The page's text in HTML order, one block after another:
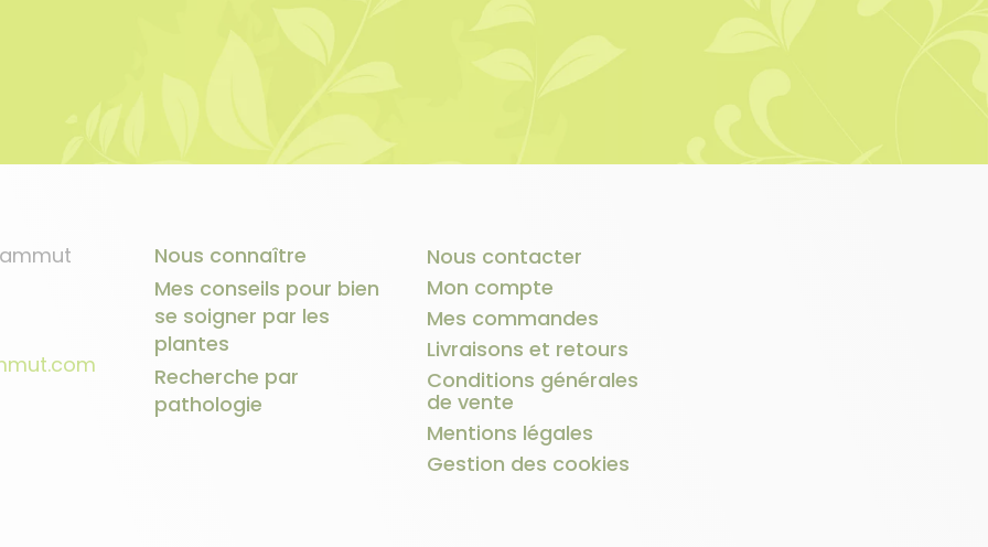
Nous connaître
Mes conseils pour bien
se soigner par les
plantes
Recherche par
pathologie
Nous contacter
Mon compte
Mes commandes
Livraisons et retours
Conditions générales
de vente
Mentions légales
Gestion des cookies